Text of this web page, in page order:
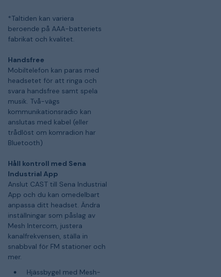
*Taltiden kan variera
beroende på AAA-batteriets
fabrikat och kvalitet.
Handsfree
Mobiltelefon kan paras med
headsetet för att ringa och
svara handsfree samt spela
musik. Två-vägs
kommunikationsradio kan
anslutas med kabel (eller
trådlöst om komradion har
Bluetooth)
Håll kontroll med Sena
Industrial App
Anslut CAST till Sena Industrial
App och du kan omedelbart
anpassa ditt headset. Ändra
inställningar som påslag av
Mesh Intercom, justera
kanalfrekvensen, ställa in
snabbval för FM stationer och
mer.
Hjässbygel med Mesh-